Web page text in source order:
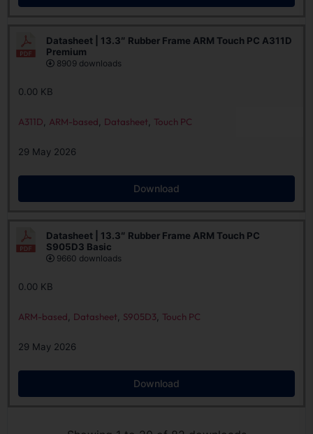
Datasheet | 13.3″ Rubber Frame ARM Touch PC A311D
Premium
8909 downloads
0.00 KB
A311D ARM-based Datasheet Touch PC
29 May 2026
Download
Datasheet | 13.3″ Rubber Frame ARM Touch PC
S905D3 Basic
9660 downloads
0.00 KB
ARM-based Datasheet S905D3 Touch PC
29 May 2026
Download